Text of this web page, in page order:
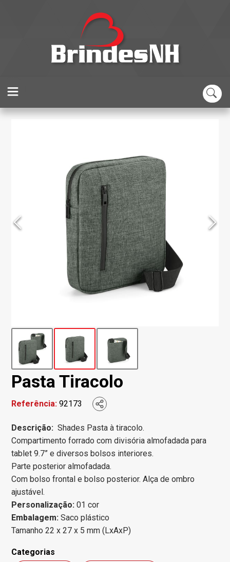
Pasta Tiracolo
Referência:92173
Descrição:Shades Pasta à tiracolo.
Compartimento forrado com divisória almofadada para
tablet 9.7” e diversos bolsos interiores.
Parte posterior almofadada.
Com bolso frontal e bolso posterior. Alça de ombro
ajustável.
Personalização:01 cor
Embalagem:Saco plástico
Tamanho 22 x 27 x 5 mm (LxAxP)
Categorias